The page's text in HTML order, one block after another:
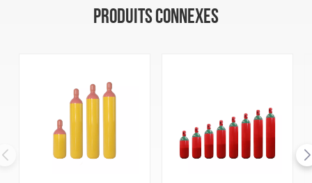
PRODUITS CONNEXES